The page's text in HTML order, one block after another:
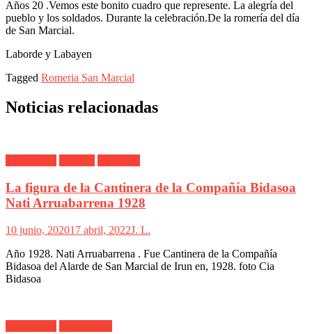
Años 20 .Vemos este bonito cuadro que represente. La alegría del
pueblo y los soldados. Durante la celebración.De la romería del día
de San Marcial.
Laborde y Labayen
Tagged Romeria San Marcial
Noticias relacionadas
La figura de la Cantinera de la Compañía Bidasoa
Nati Arruabarrena 1928
10 junio, 202017 abril, 2022J. L.
Año 1928. Nati Arruabarrena . Fue Cantinera de la Compañía
Bidasoa del Alarde de San Marcial de Irun en, 1928. foto Cia
Bidasoa